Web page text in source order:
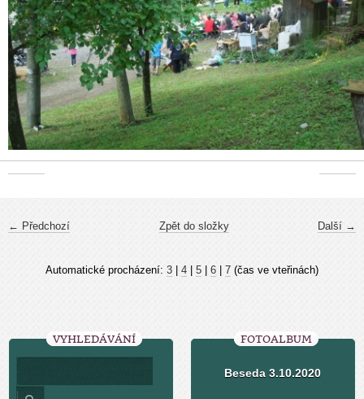
← Předchozí Další →
Zpět do složky
Automatické procházení: 3 4 5 6 7 (čas ve vteřinách)
VYHLEDÁVÁNÍ FOTOALBUM
Beseda 3.10.2020